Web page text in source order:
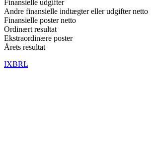
Finansielle udgifter
Andre finansielle indtægter eller udgifter netto
Finansielle poster netto
Ordinært resultat
Ekstraordinære poster
Årets resultat
IXBRL